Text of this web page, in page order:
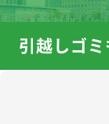
引越しゴ